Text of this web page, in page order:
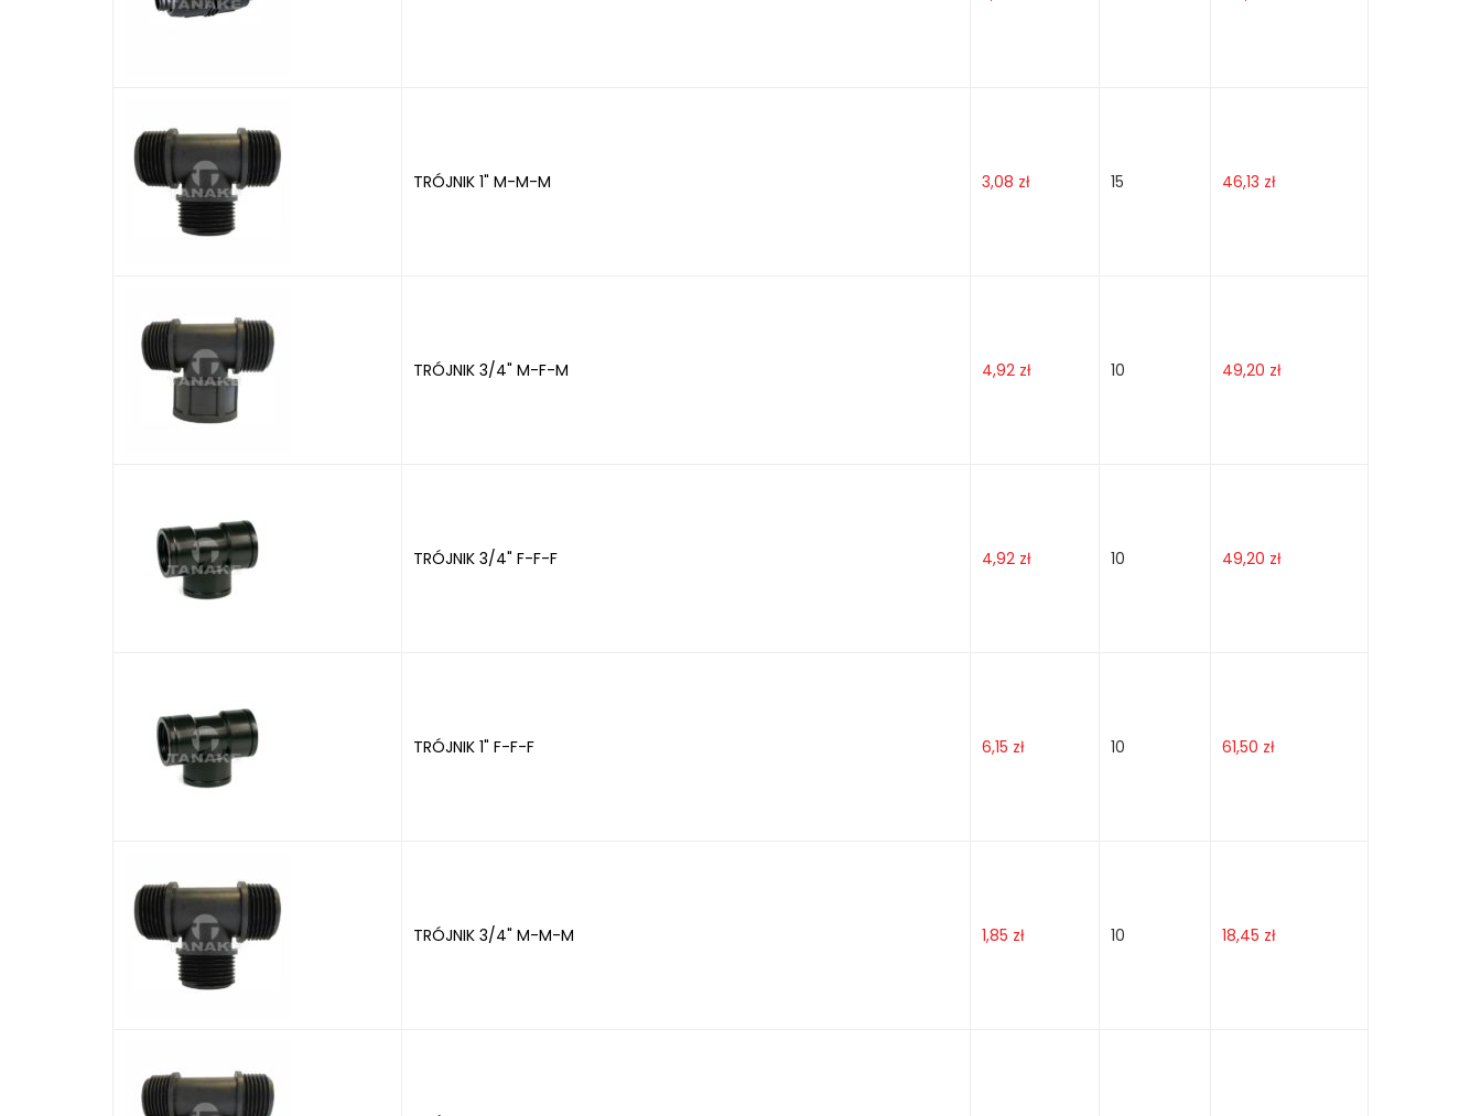
TRÓJNIK 1" M-M-M 3,08 zł 15 46,13 zł
TRÓJNIK 3/4" M-F-M 4,92 zł 10 49,20 zł
TRÓJNIK 3/4" F-F-F 4,92 zł 10 49,20 zł
TRÓJNIK 1" F-F-F 6,15 zł 10 61,50 zł
TRÓJNIK 3/4" M-M-M 1,85 zł 10 18,45 zł